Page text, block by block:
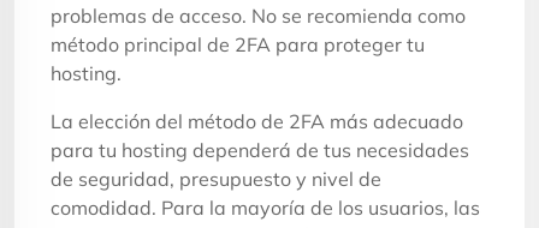
problemas de acceso. No se recomienda como
método principal de 2FA para proteger tu
hosting.
La elección del método de 2FA más adecuado
para tu hosting dependerá de tus necesidades
de seguridad, presupuesto y nivel de
comodidad. Para la mayoría de los usuarios, las